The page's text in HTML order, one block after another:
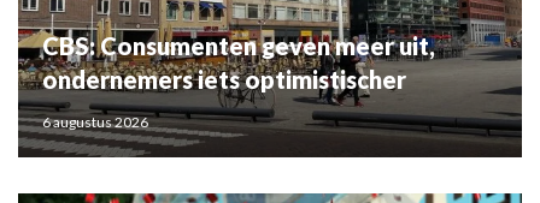
CBS: Consumenten geven meer uit,
ondernemers iets optimistischer
6 augustus 2026